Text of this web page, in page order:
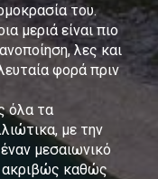
του.
μεριά είναι πιο
λες και
φορά πριν
όλα τα
με την
μεσαιωνικό
ακριβώς καθώς